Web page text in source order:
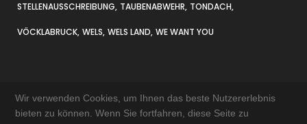
STELLENAUSSCHREIBUNG TAUBENABWEHR TONDACH
VÖCKLABRUCK WELS WELS LAND WE WANT YOU
Wir verwenden Cookies, um Ihnen das beste Nutzererlebnis
bieten zu können. Wenn Sie fortfahren, diese Seite zu